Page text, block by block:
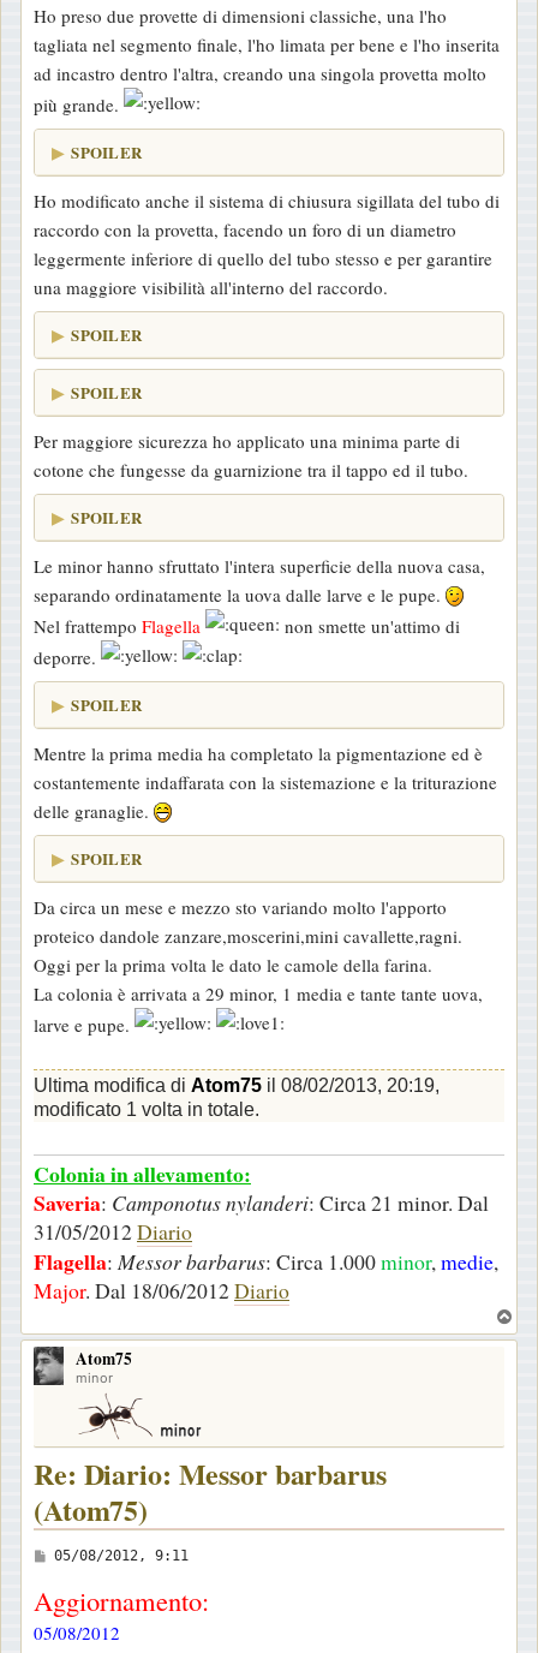
Ho preso due provette di dimensioni classiche, una l'ho
tagliata nel segmento finale, l'ho limata per bene e l'ho inserita
ad incastro dentro l'altra, creando una singola provetta molto
più grande.
SPOILER
Ho modificato anche il sistema di chiusura sigillata del tubo di
raccordo con la provetta, facendo un foro di un diametro
leggermente inferiore di quello del tubo stesso e per garantire
una maggiore visibilità all'interno del raccordo.
SPOILER
SPOILER
Per maggiore sicurezza ho applicato una minima parte di
cotone che fungesse da guarnizione tra il tappo ed il tubo.
SPOILER
Le minor hanno sfruttato l'intera superficie della nuova casa,
separando ordinatamente la uova dalle larve e le pupe.
Nel frattempo Flagella
non smette un'attimo di
deporre.
SPOILER
Mentre la prima media ha completato la pigmentazione ed è
costantemente indaffarata con la sistemazione e la triturazione
delle granaglie.
SPOILER
Da circa un mese e mezzo sto variando molto l'apporto
proteico dandole zanzare,moscerini,mini cavallette,ragni.
Oggi per la prima volta le dato le camole della farina.
La colonia è arrivata a 29 minor, 1 media e tante tante uova,
larve e pupe.
Ultima modifica di Atom75 il 08/02/2013, 20:19,
modificato 1 volta in totale.
Colonia in allevamento:
Saveria: Camponotus nylanderi: Circa 21 minor. Dal
31/05/2012Diario
Flagella: Messor barbarus: Circa 1.000minor,medie,
Major. Dal 18/06/2012Diario
o
Atom75
minor
Re: Diario: Messor barbarus
(Atom75)
M
s
s
05/08/2012, 9:11
Aggiornamento:
05/08/2012